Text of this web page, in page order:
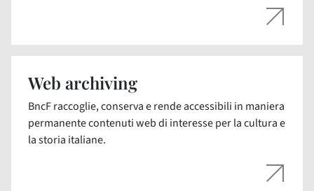
Web archiving
BncF raccoglie, conserva e rende accessibili in maniera
permanente contenuti web di interesse per la cultura e
la storia italiane.